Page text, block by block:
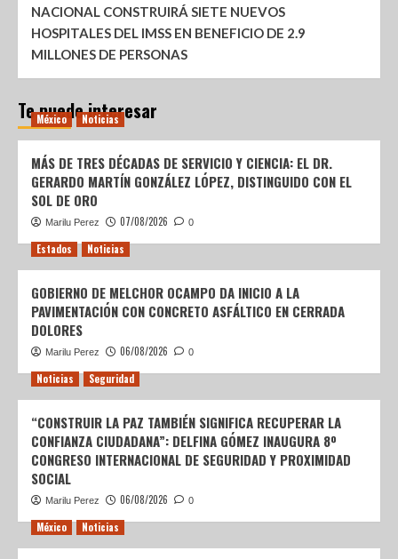
NACIONAL CONSTRUIRÁ SIETE NUEVOS
HOSPITALES DEL IMSS EN BENEFICIO DE 2.9
MILLONES DE PERSONAS
Te puede interesar
México Noticias
MÁS DE TRES DÉCADAS DE SERVICIO Y CIENCIA: EL DR.
GERARDO MARTÍN GONZÁLEZ LÓPEZ, DISTINGUIDO CON EL
SOL DE ORO
Marilu Perez 07/08/2026 0
Estados Noticias
GOBIERNO DE MELCHOR OCAMPO DA INICIO A LA
PAVIMENTACIÓN CON CONCRETO ASFÁLTICO EN CERRADA
DOLORES
Marilu Perez 06/08/2026 0
Noticias Seguridad
“CONSTRUIR LA PAZ TAMBIÉN SIGNIFICA RECUPERAR LA
CONFIANZA CIUDADANA”: DELFINA GÓMEZ INAUGURA 8º
CONGRESO INTERNACIONAL DE SEGURIDAD Y PROXIMIDAD
SOCIAL
Marilu Perez 06/08/2026 0
México Noticias